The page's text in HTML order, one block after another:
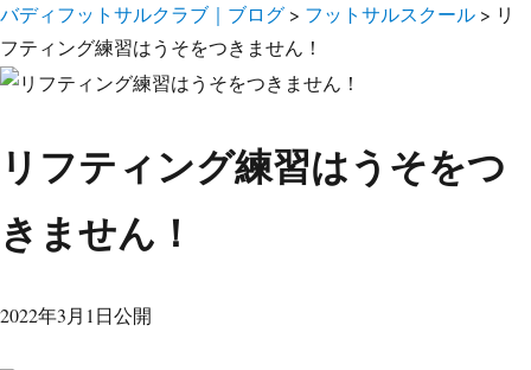
バディフットサルクラブ｜ブログ > フットサルスクール > リ
フティング練習はうそをつきません！
リフティング練習はうそをつ
きません！
2022年3月1日公開